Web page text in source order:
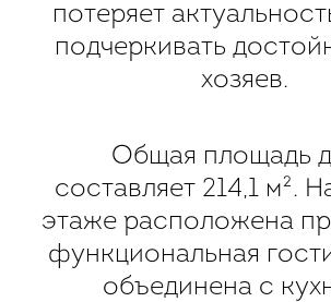
потеряет
подчеркивать
хозяев.
Общая площадь
составляет 214,1 м².
этаже расположена
функциональная
объединена с